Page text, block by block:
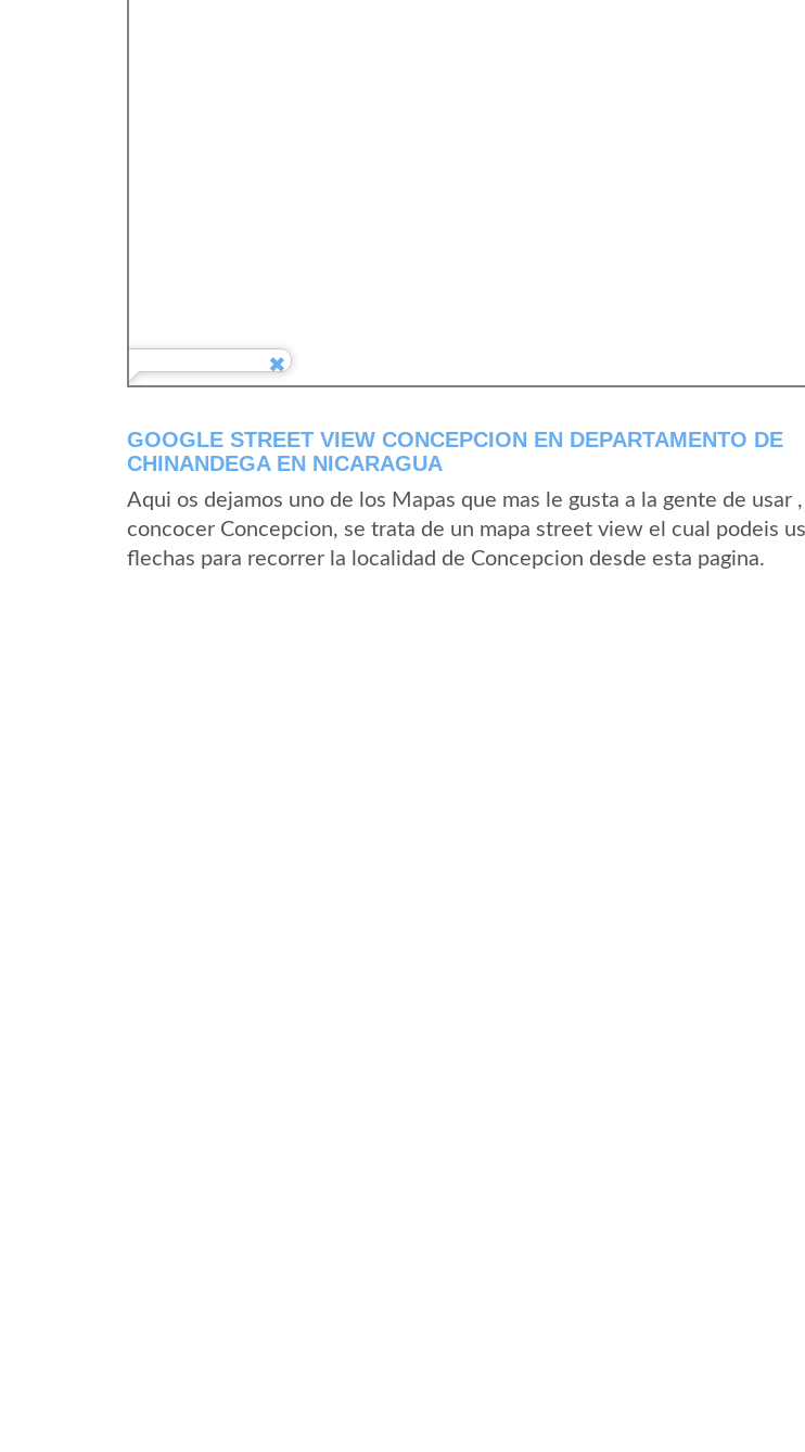
GOOGLE STREET VIEW CONCEPCION EN DEPARTAMENTO DE
CHINANDEGA EN NICARAGUA
Aqui os dejamos uno de los Mapas que mas le gusta a la gente de usar
concocer Concepcion, se trata de un mapa street view el cual podeis
flechas para recorrer la localidad de Concepcion desde esta pagina.